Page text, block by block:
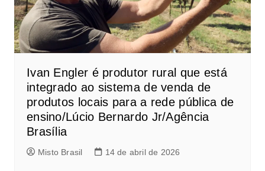
Ivan Engler é produtor rural que está
integrado ao sistema de venda de
produtos locais para a rede pública de
ensino/Lúcio Bernardo Jr/Agência
Brasília
Misto Brasil 14 de abril de 2026